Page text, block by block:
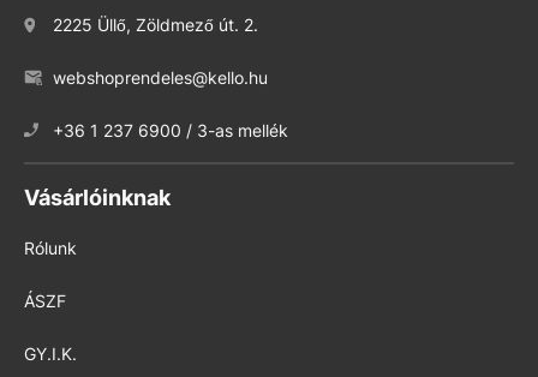
2225 Üllő, Zöldmező út. 2.
webshoprendeles@kello.hu
+36 1 237 6900 / 3-as mellék
Vásárlóinknak
Rólunk
ÁSZF
GY.I.K.